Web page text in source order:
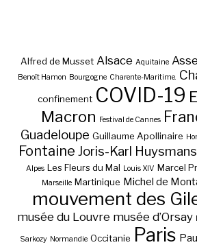
Alfred de Musset Alsace Aquitaine
Benoît Hamon Bourgogne Charente-Maritime.
confinement COVID-19
Macron Festival de Cannes
Guadeloupe Guillaume Apollinaire
Fontaine Joris-Karl Huysmans
Alpes Les Fleurs du Mal Louis XIV Marcel
Marseille Martinique Michel de
mouvement des
musée du Louvre musée d’Orsay
Sarkozy Normandie Occitanie Paris